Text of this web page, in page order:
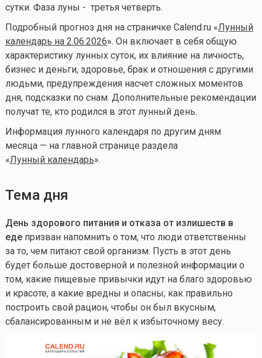
сутки. Фаза луны - третья четверть.
Подробный прогноз дня на страничке Calend.ru «Лунный
календарь на 2.06.2026». Он включает в себя общую
характеристику лунных суток, их влияние на личность,
бизнес и деньги, здоровье, брак и отношения с другими
людьми, предупреждения насчет сложных моментов
дня, подсказки по снам. Дополнительные рекомендации
получат те, кто родился в этот лунный день.
Информация лунного календаря по другим дням
месяца — на главной странице раздела
«Лунный календарь».
Тема дня
День здорового питания и отказа от излишеств в
едепризван напомнить о том, что люди ответственны
за то, чем питают свой организм. Пусть в этот день
будет больше достоверной и полезной информации о
том, какие пищевые привычки идут на благо здоровью
и красоте, а какие вредны и опасны; как правильно
построить свой рацион, чтобы он был вкусным,
сбалансированным и не вёл к избыточному весу.